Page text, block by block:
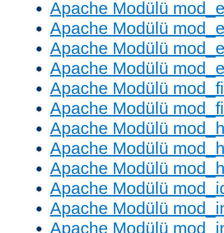
Apache Modülü
Apache Modülü
Apache Modülü
Apache Modülü
Apache Modülü
Apache Modülü
Apache Modülü
Apache Modülü
Apache Modülü
Apache Modülü
Apache Modülü
Apache Modülü